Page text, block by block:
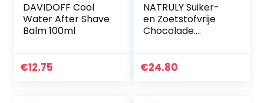
DAVIDOFF Cool
Water After Shave
Balm 100ml
€12.75
NATRULY Suiker-
en Zoetstofvrije
Chocolade.
Smaken – Pack
€24.80